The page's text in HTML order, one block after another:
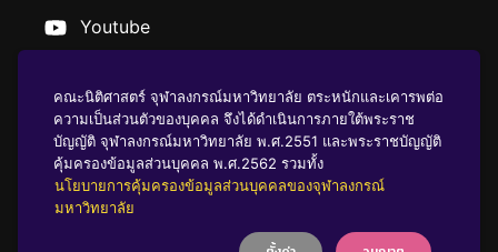
Youtube
นโยบายคุ้มครองข้อมูลส่วนบุคคล
คณะนิติศาสตร์ จุฬาลงกรณ์มหาวิทยาลัย ตระหนักและเคารพต่อ
ความเป็นส่วนตัวของบุคคล จึงได้ดำเนินการภายใต้พระราช
บัญญัติ จุฬาลงกรณ์มหาวิทยาลัย พ.ศ.2551 และพระราชบัญญัติ
คุ้มครองข้อมูลส่วนบุคคล พ.ศ.2562 รวมทั้ง
นโยบายการคุ้มครองข้อมูลส่วนบุคคลของจุฬาลงกรณ์
มหาวิทยาลัย